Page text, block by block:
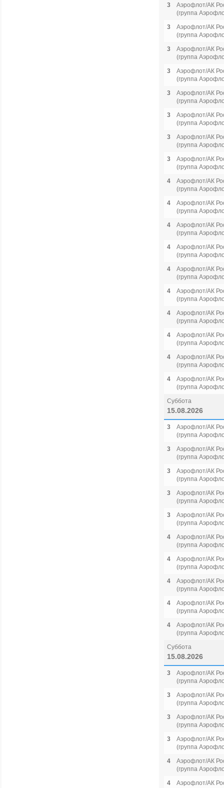
3
Аэрофлот/АК
(группа
3
Аэрофлот/АК
(группа
3
Аэрофлот/АК
(группа
3
Аэрофлот/АК
(группа
3
Аэрофлот/АК
(группа
3
Аэрофлот/АК
(группа
3
Аэрофлот/АК
(группа
3
Аэрофлот/АК
(группа
4
Аэрофлот/АК
(группа
4
Аэрофлот/АК
(группа
4
Аэрофлот/АК
(группа
4
Аэрофлот/АК
(группа
4
Аэрофлот/АК
(группа
4
Аэрофлот/АК
(группа
4
Аэрофлот/АК
(группа
4
Аэрофлот/АК
(группа
4
Аэрофлот/АК
(группа
4
Аэрофлот/АК
(группа
Суббота
15.08.2026
3
Аэрофлот/АК
(группа
3
Аэрофлот/АК
(группа
3
Аэрофлот/АК
(группа
3
Аэрофлот/АК
(группа
3
Аэрофлот/АК
(группа
4
Аэрофлот/АК
(группа
4
Аэрофлот/АК
(группа
4
Аэрофлот/АК
(группа
4
Аэрофлот/АК
(группа
4
Аэрофлот/АК
(группа
Суббота
15.08.2026
3
Аэрофлот/АК
(группа
3
Аэрофлот/АК
(группа
3
Аэрофлот/АК
(группа
3
Аэрофлот/АК
(группа
4
Аэрофлот/АК
(группа
4
Аэрофлот/АК